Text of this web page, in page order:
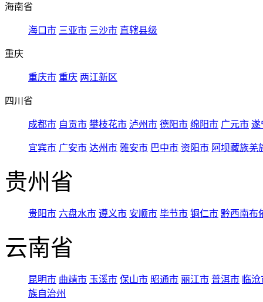
海南省
海口市 三亚市 三沙市 直辖县级
重庆
重庆市 重庆 两江新区
四川省
成都市 自贡市 攀枝花市 泸州市 德阳市 绵阳市 广元市 遂
宜宾市 广安市 达州市 雅安市 巴中市 资阳市 阿坝藏族羌
贵州省
贵阳市 六盘水市 遵义市 安顺市 毕节市 铜仁市 黔西南布
云南省
昆明市 曲靖市 玉溪市 保山市 昭通市 丽江市 普洱市 临
族自治州